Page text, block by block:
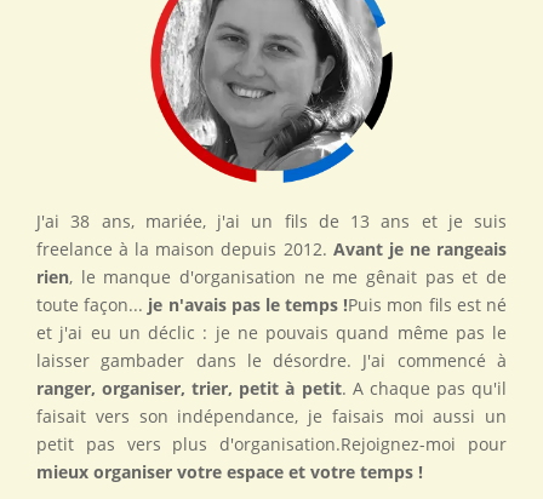
J'ai 38 ans, mariée, j'ai un fils de 13 ans et je suis
freelance à la maison depuis 2012. Avant je ne rangeais
rien, le manque d'organisation ne me gênait pas et de
toute façon... je n'avais pas le temps !Puis mon fils est né
et j'ai eu un déclic : je ne pouvais quand même pas le
laisser gambader dans le désordre. J'ai commencé à
ranger, organiser, trier, petit à petit. A chaque pas qu'il
faisait vers son indépendance, je faisais moi aussi un
petit pas vers plus d'organisation.Rejoignez-moi pour
mieux organiser votre espace et votre temps !